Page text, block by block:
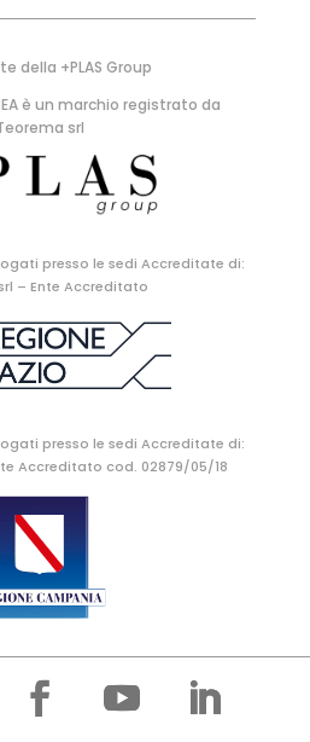
della +PLAS Group
è un marchio registrato da
srl
presso le sedi Accreditate di:
– Ente Accreditato
presso le sedi Accreditate di:
Accreditato cod. 02879/05/18